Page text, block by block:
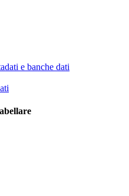
e banche dati